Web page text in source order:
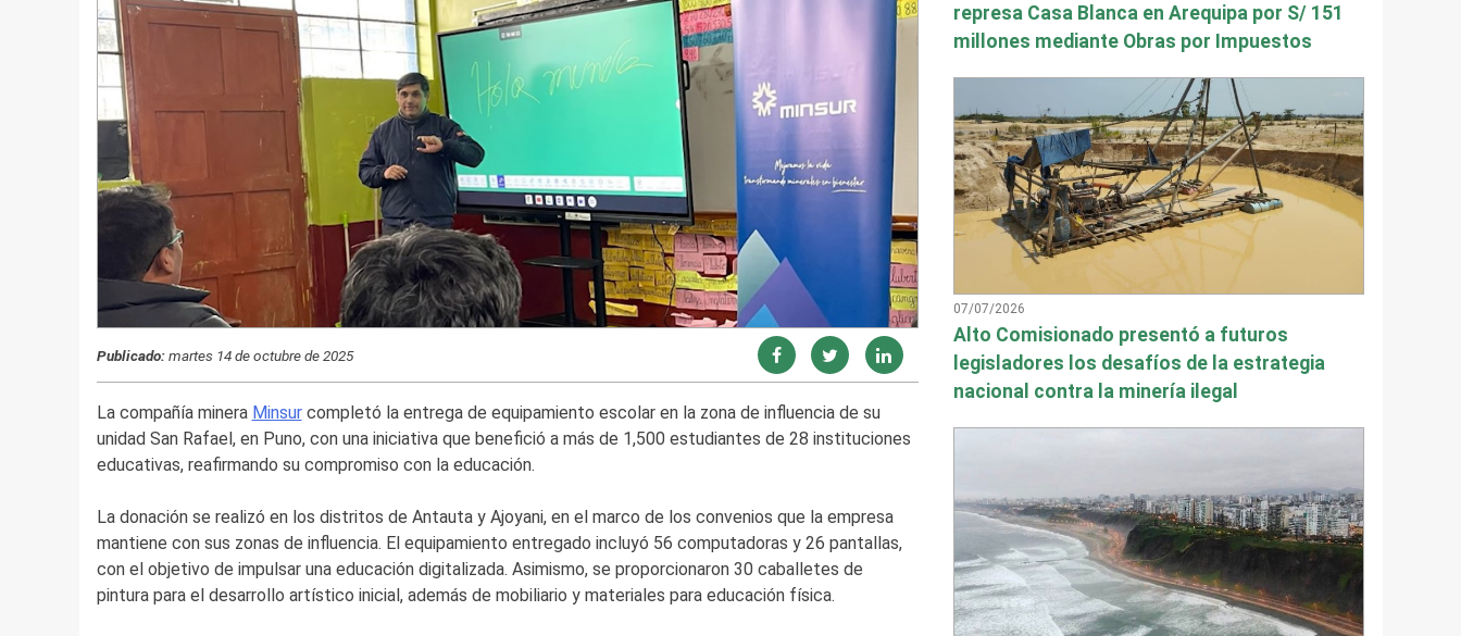
Publicado:martes 14 de octubre de 2025
La compañía minera Minsurcompletó la entrega de equipamiento escolar en la zona de influencia de su
unidad San Rafael, en Puno, con una iniciativa que benefició a más de 1,500 estudiantes de 28 instituciones
educativas, reafirmando su compromiso con la educación.
La donación se realizó en los distritos de Antauta y Ajoyani, en el marco de los convenios que la empresa
mantiene con sus zonas de influencia. El equipamiento entregado incluyó 56 computadoras y 26 pantallas,
con el objetivo de impulsar una educación digitalizada. Asimismo, se proporcionaron 30 caballetes de
pintura para el desarrollo artístico inicial, además de mobiliario y materiales para educación física.
represa Casa Blanca en Arequipa por S/ 151
millones mediante Obras por Impuestos
07/07/2026
Alto Comisionado presentó a futuros
legisladores los desafíos de la estrategia
nacional contra la minería ilegal